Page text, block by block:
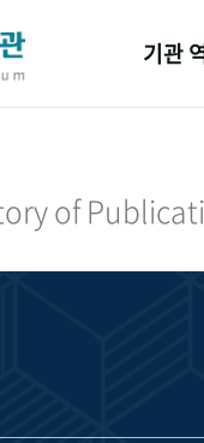
기관
기관 변
of